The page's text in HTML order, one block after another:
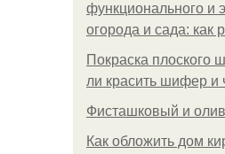
функционального и
огорода и сада: как
Покраска
ли красить шифер и
Фисташковый и
Как обложить дом